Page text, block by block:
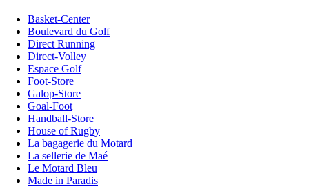
Basket-Center
Boulevard du Golf
Direct Running
Direct-Volley
Espace Golf
Foot-Store
Galop-Store
Goal-Foot
Handball-Store
House of Rugby
La bagagerie du Motard
La sellerie de Maé
Le Motard Bleu
Made in Paradis